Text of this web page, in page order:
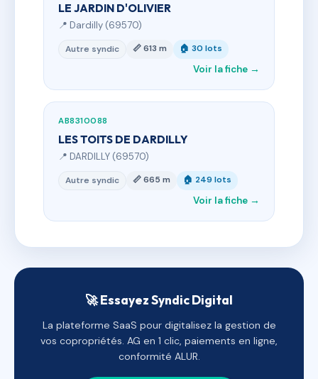
LE JARDIN D'OLIVIER
📍 Dardilly (69570)
Autre syndic 📏 613 m 🏠 30 lots
Voir la fiche →
AB8310088
LES TOITS DE DARDILLY
📍 DARDILLY (69570)
Autre syndic 📏 665 m 🏠 249 lots
Voir la fiche →
🚀 Essayez Syndic Digital
La plateforme SaaS pour digitalisez la gestion de
vos copropriétés. AG en 1 clic, paiements en ligne,
conformité ALUR.